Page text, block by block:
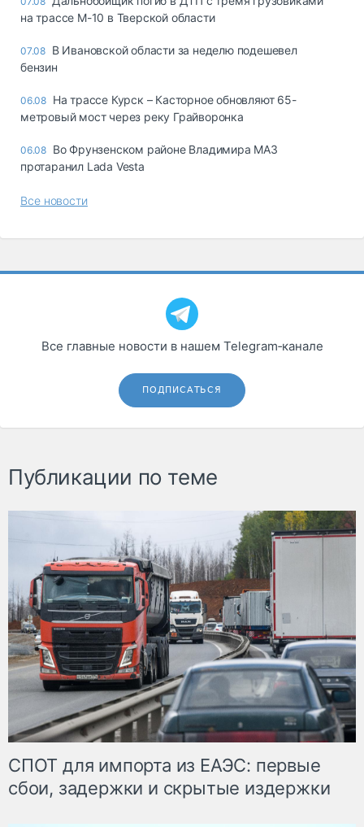
на трассе М-10 в Тверской области
07.08 В Ивановской области за неделю подешевел
бензин
06.08 На трассе Курск – Касторное обновляют 65-
метровый мост через реку Грайворонка
06.08 Во Фрунзенском районе Владимира МАЗ
протаранил Lada Vesta
Все новости
Все главные новости в нашем Telegram‑канале
ПОДПИСАТЬСЯ
Публикации по теме
СПОТ для импорта из ЕАЭС: первые
сбои, задержки и скрытые издержки